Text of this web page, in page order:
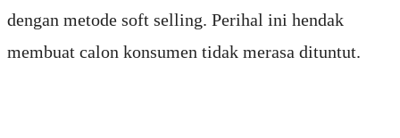
dengan metode soft selling. Perihal ini hendak
membuat calon konsumen tidak merasa dituntut.